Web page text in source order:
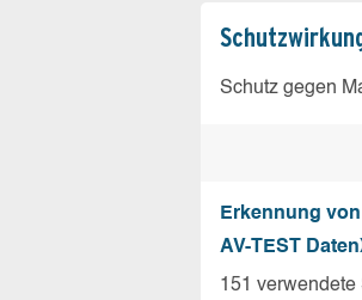
Schutz gegen
Erkennung
AV-TEST
151 verwendete